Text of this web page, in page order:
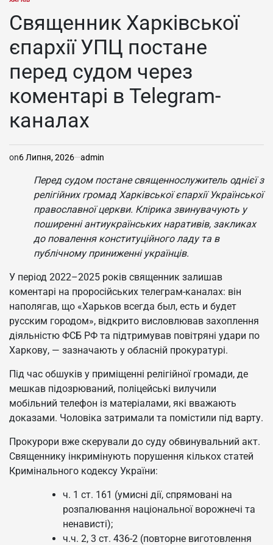
ОПУБЛІКУВАТИ
Священник Харківської
єпархії УПЦ постане
перед судом через
коментарі в Telegram-
каналах
on6 Липня, 2026 admin
Перед судом постане священнослужитель однієї з
релігійних громад Харківської єпархії Української
православної церкви. Клірика звинувачують у
поширенні антиукраїнських наративів, закликах
до повалення конституційного ладу та в
публічному приниженні українців.
У період 2022–2025 років священник залишав
коментарі на проросійських телеграм-каналах: він
наполягав, що «Харьков всегда был, есть и будет
русским городом», відкрито висловлював захоплення
діяльністю ФСБ РФ та підтримував повітряні удари по
Харкову, — зазначають у обласній прокуратурі.
Під час обшуків у приміщенні релігійної громади, де
мешкав підозрюваний, поліцейські вилучили
мобільний телефон із матеріалами, які вважають
доказами. Чоловіка затримали та помістили під варту.
Прокурори вже скерували до суду обвинувальний акт.
Священнику інкримінують порушення кількох статей
Кримінального кодексу України:
ч. 1 ст. 161 (умисні дії, спрямовані на
розпалювання національної ворожнечі та
ненависті);
ч.ч. 2, 3 ст. 436-2 (повторне виготовлення